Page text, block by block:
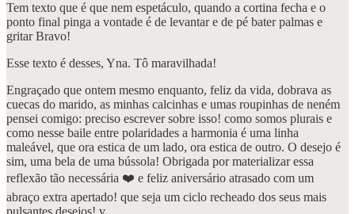
Tem texto que é que nem espetáculo, quando a cortina fecha e o
ponto final pinga a vontade é de levantar e de pé bater palmas e
gritar Bravo!
Esse texto é desses, Yna. Tô maravilhada!
Engraçado que ontem mesmo enquanto, feliz da vida, dobrava as
cuecas do marido, as minhas calcinhas e umas roupinhas de neném
pensei comigo: preciso escrever sobre isso! como somos plurais e
como nesse baile entre polaridades a harmonia é uma linha
maleável, que ora estica de um lado, ora estica de outro. O desejo é
sim, uma bela de uma bússola! Obrigada por materializar essa
reflexão tão necessária ❤️ e feliz aniversário atrasado com um
abraço extra apertado! que seja um ciclo recheado dos seus mais